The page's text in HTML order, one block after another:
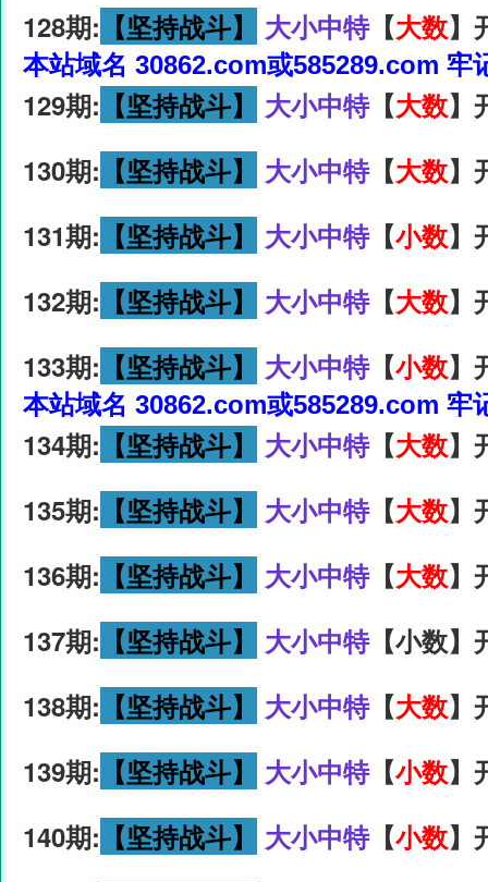
128期: 【坚持战斗】 大小中特【大数】
本站域名 30862.com或585289.com 牢
129期: 【坚持战斗】 大小中特【大数】
130期: 【坚持战斗】 大小中特【大数】
131期: 【坚持战斗】 大小中特【小数】
132期: 【坚持战斗】 大小中特【大数】
133期: 【坚持战斗】 大小中特【小数】
本站域名 30862.com或585289.com 牢
134期: 【坚持战斗】 大小中特【大数】
135期: 【坚持战斗】 大小中特【大数】
136期: 【坚持战斗】 大小中特【大数】
137期: 【坚持战斗】 大小中特【小数】
138期: 【坚持战斗】 大小中特【大数】
139期: 【坚持战斗】 大小中特【小数】
140期: 【坚持战斗】 大小中特【小数】